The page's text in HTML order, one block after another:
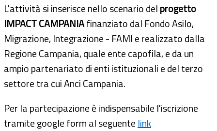
L'attività si inserisce nello scenario delprogetto
IMPACT CAMPANIAfinanziato dal Fondo Asilo,
Migrazione, Integrazione - FAMI e realizzato dalla
Regione Campania, quale ente capofila, e da un
ampio partenariato di enti istituzionali e del terzo
settore tra cui Anci Campania.
Per la partecipazione è indispensabile l'iscrizione
tramite google form al seguente link